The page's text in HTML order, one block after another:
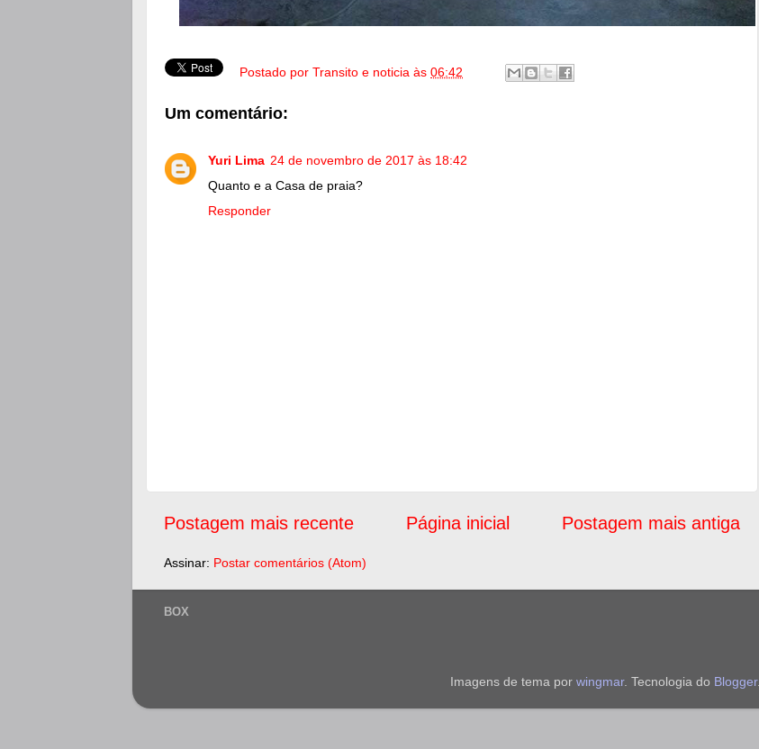
Postado porTransito e noticia às06:42
Um comentário:
Yuri Lima 24 de novembro de 2017 às 18:42
Quanto e a Casa de praia?
Responder
Postagem mais recente Postagem mais antiga
Página inicial
Assinar: Postar comentários (Atom)
BOX
Imagens de tema por wingmar. Tecnologia do Blogger.